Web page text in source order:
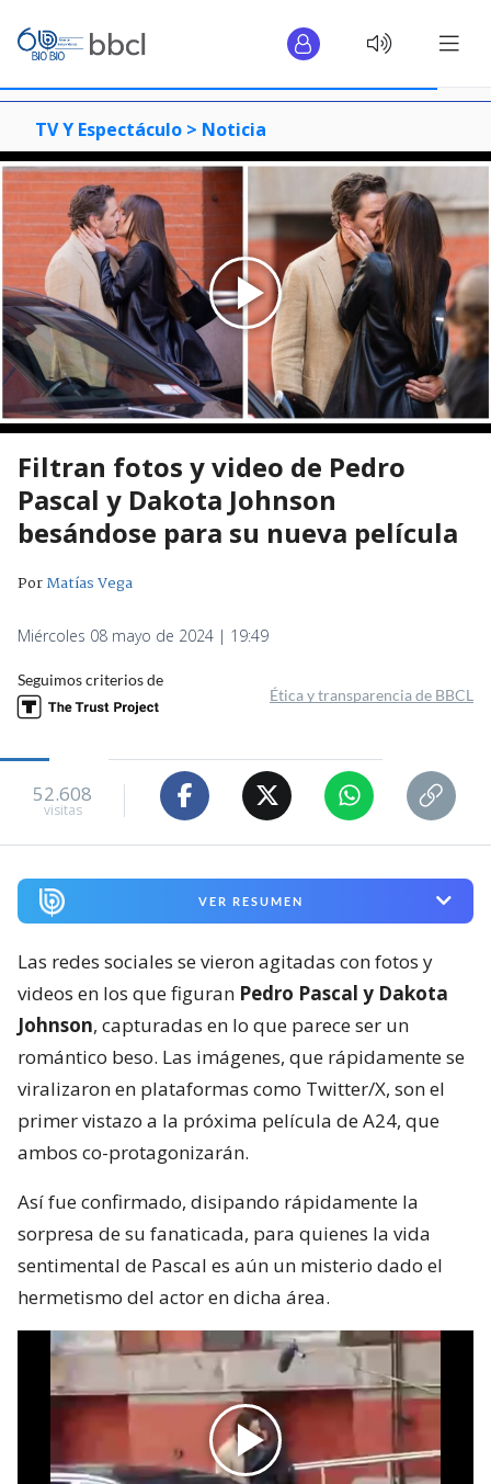
TV Y Espectáculo > Noticia
Filtran fotos y video de Pedro
Pascal y Dakota Johnson
besándose para su nueva película
PorMatías Vega
Miércoles 08 mayo de 2024 | 19:49
Seguimos criterios de
Ética y transparencia de BBCL
52.608
visitas
VER RESUMEN
Las redes sociales se vieron agitadas con fotos y
videos en los que figuran Pedro Pascal y Dakota
Johnson, capturadas en lo que parece ser un
romántico beso. Las imágenes, que rápidamente se
viralizaron en plataformas como Twitter/X, son el
primer vistazo a la próxima película de A24, que
ambos co-protagonizarán.
Así fue confirmado, disipando rápidamente la
sorpresa de su fanaticada, para quienes la vida
sentimental de Pascal es aún un misterio dado el
hermetismo del actor en dicha área.